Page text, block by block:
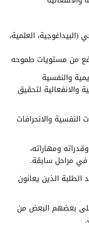
العلمية،
من مستويات طموحه
والنفسية
والانفعالية لتحقيق
والانحرافات
ومهاراته،
في مراحل سابقة.
الطلبة الذين يعانون
بعضهم البعض من